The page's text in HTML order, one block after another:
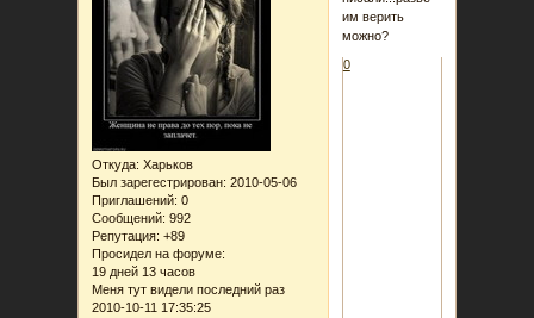
Откуда: Харьков
Был зарегестрирован: 2010-05-06
Приглашений: 0
Сообщений: 992
Репутация: +89
Просидел на форуме:
19 дней 13 часов
Меня тут видели последний раз
2010-10-11 17:35:25
им верить
можно?
0